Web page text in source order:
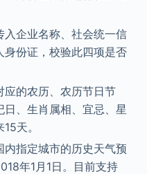
入企业名称、社会统一信
身份证，校验此四项是否
应的农历、农历节日节
、生肖属相、宜忌、星
天。
内指定城市的历史天气预
年1月1日。目前支持